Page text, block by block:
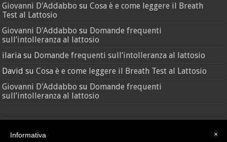
Giovanni D'Addabbo suCosa è e come leggere il Breath
Test al Lattosio
Giovanni D'Addabbo su Domande frequenti
sull’intolleranza al lattosio
ilaria su Domande frequenti sull’intolleranza al lattosio
David suCosa è e come leggere il Breath Test al Lattosio
Giovanni D'Addabbo su Domande frequenti
sull’intolleranza al lattosio
×
Informativa